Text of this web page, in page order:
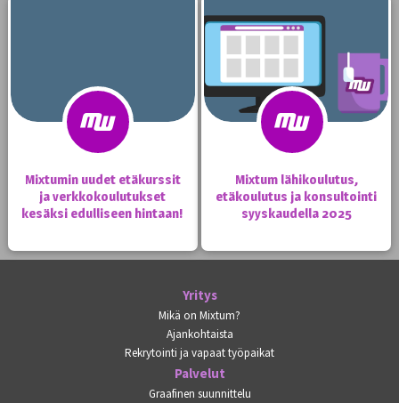
Mixtumin uudet etäkurssit
ja verkkokoulutukset
kesäksi edulliseen hintaan!
Mixtum lähikoulutus,
etäkoulutus ja konsultointi
syyskaudella 2025
Yritys
Mikä on Mixtum?
Ajankohtaista
Rekrytointi ja vapaat työpaikat
Palvelut
Graafinen suunnittelu